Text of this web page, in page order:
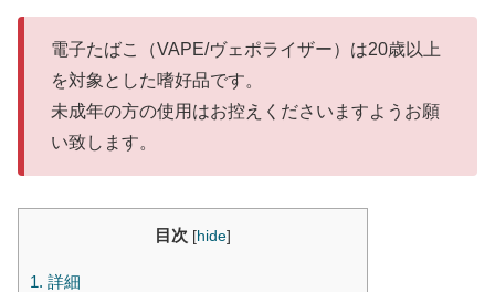
電子たばこ（VAPE/ヴェポライザー）は20歳以上
を対象とした嗜好品です。
未成年の方の使用はお控えくださいますようお願
い致します。
目次 [hide]
1. 詳細